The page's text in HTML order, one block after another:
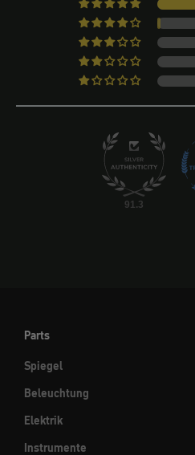
91.3
Parts
Spiegel
Beleuchtung
Elektrik
Instrumente